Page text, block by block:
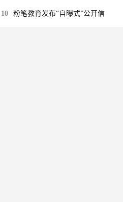
10 粉笔教育发布“自曝式”公开信